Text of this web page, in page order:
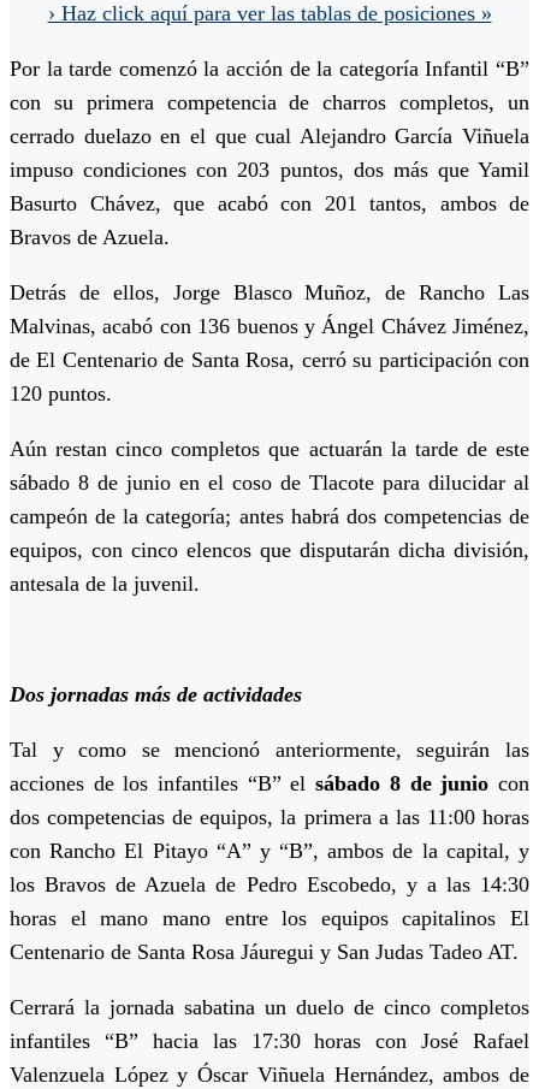
› Haz click aquí para ver las tablas de posiciones »
Por la tarde comenzó la acción de la categoría Infantil “B”
con su primera competencia de charros completos, un
cerrado duelazo en el que cual Alejandro García Viñuela
impuso condiciones con 203 puntos, dos más que Yamil
Basurto Chávez, que acabó con 201 tantos, ambos de
Bravos de Azuela.
Detrás de ellos, Jorge Blasco Muñoz, de Rancho Las
Malvinas, acabó con 136 buenos y Ángel Chávez Jiménez,
de El Centenario de Santa Rosa, cerró su participación con
120 puntos.
Aún restan cinco completos que actuarán la tarde de este
sábado 8 de junio en el coso de Tlacote para dilucidar al
campeón de la categoría; antes habrá dos competencias de
equipos, con cinco elencos que disputarán dicha división,
antesala de la juvenil.
Dos jornadas más de actividades
Tal y como se mencionó anteriormente, seguirán las
acciones de los infantiles “B” elsábado 8 de junio con
dos competencias de equipos, la primera a las 11:00 horas
con Rancho El Pitayo “A” y “B”, ambos de la capital, y
los Bravos de Azuela de Pedro Escobedo, y a las 14:30
horas el mano mano entre los equipos capitalinos El
Centenario de Santa Rosa Jáuregui y San Judas Tadeo AT.
Cerrará la jornada sabatina un duelo de cinco completos
infantiles “B” hacia las 17:30 horas con José Rafael
Valenzuela López y Óscar Viñuela Hernández, ambos de